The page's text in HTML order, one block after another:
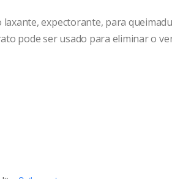
expectorante, para
pode ser usado para eliminar o